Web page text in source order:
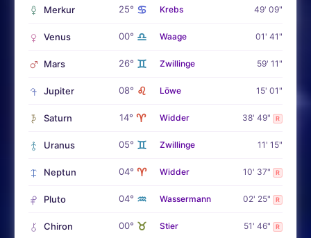
Merkur 25° ♋ Krebs 49' 09"
Venus 00° ♎ Waage 01' 41"
Mars 26° ♊ Zwillinge 59' 11"
Jupiter 08° ♌ Löwe 15' 01"
Saturn 14° ♈ Widder 38' 49" R
Uranus 05° ♊ Zwillinge 11' 15"
Neptun 04° ♈ Widder 10' 37" R
Pluto 04° ♒ Wassermann 02' 25" R
Chiron 00° ♉ Stier 51' 46" R